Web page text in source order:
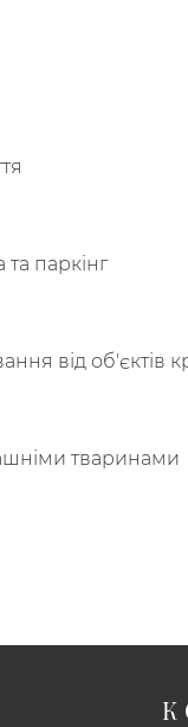
паркінг
від об'єктів
тваринами